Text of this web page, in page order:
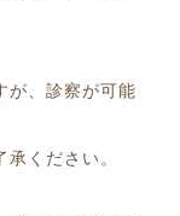
が、診察が可能
承ください。